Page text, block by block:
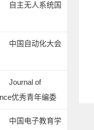
自主无人系统国
中国自动化大会
Journal of
优秀青年编委
中国电子教育学